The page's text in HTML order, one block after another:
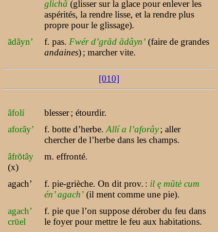
glichã (glisser sur la glace pour enlever les
aspérités, la rendre lisse, et la rendre plus
propre pour le glissage).
ãdâyn’
f. pas. Fwér d’grãd ãdâyn’ (faire de grandes
andaines); marcher vite.
[010]
âfolí blesser; étourdir.
aforây’
f. botte d’herbe. Allí a l’aforây; aller
chercher de l’herbe dans les champs.
âfrõtây
(x)
m. effronté.
agach’ f. pie-grièche. On dit prov. : il ę mũtė cum
én’ agach’ (il ment comme une pie).
agach’
crüel
f. pie que l’on suppose dérober du feu dans
le foyer pour mettre le feu aux habitations.